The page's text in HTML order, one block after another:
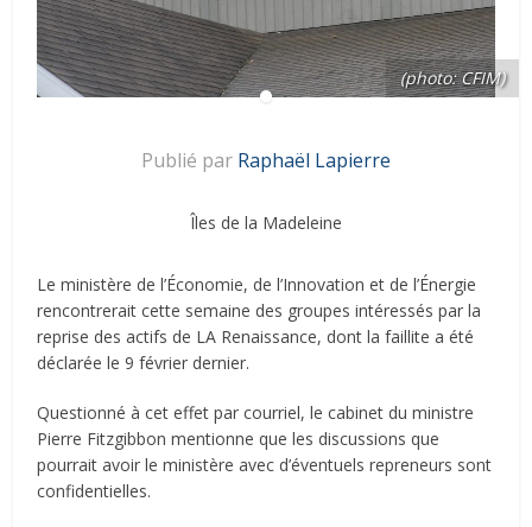
(photo: CFIM)
Publié par Raphaël Lapierre
Îles de la Madeleine
Le ministère de l’Économie, de l’Innovation et de l’Énergie
rencontrerait cette semaine des groupes intéressés par la
reprise des actifs de LA Renaissance, dont la faillite a été
déclarée le 9 février dernier.
Questionné à cet effet par courriel, le cabinet du ministre
Pierre Fitzgibbon mentionne que les discussions que
pourrait avoir le ministère avec d’éventuels repreneurs sont
confidentielles.